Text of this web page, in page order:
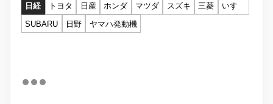
日経 トヨタ 日産 ホンダ マツダ スズキ 三菱
いすゞ
SUBARU
日野 ヤマハ発動機